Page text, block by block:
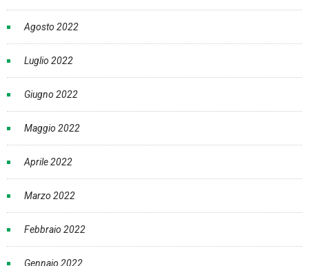
Agosto 2022
Luglio 2022
Giugno 2022
Maggio 2022
Aprile 2022
Marzo 2022
Febbraio 2022
Gennaio 2022